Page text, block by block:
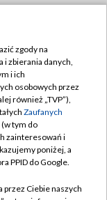
zgody na
i zbierania danych,
i ich
osobowych przez
również „TVP”),
Zaufanych
tym do
zainteresowań i
poniżej, a
PPID do Google.
przez Ciebie naszych